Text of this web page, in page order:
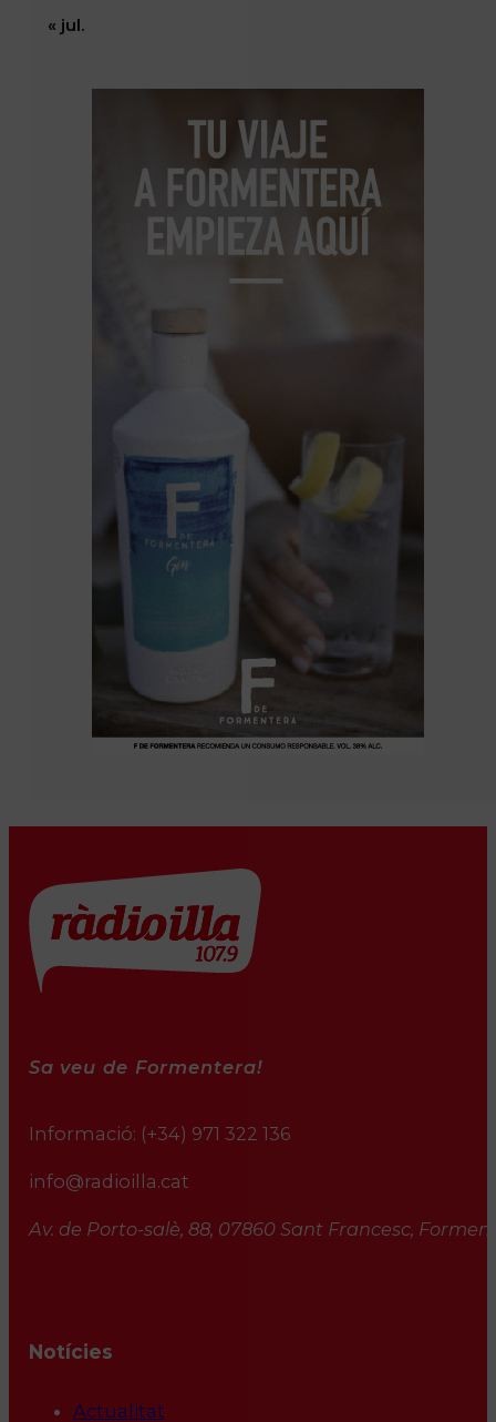
« jul.
Sa veu de Formentera!
Informació: (+34) 971 322 136
info@radioilla.cat
Av. de Porto-salè, 88, 07860 Sant Francesc,
Notícies
Actualitat